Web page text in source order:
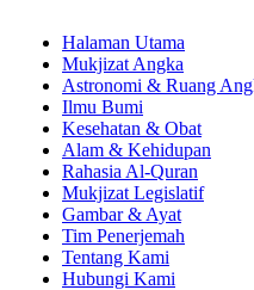
Halaman Utama
Mukjizat Angka
Astronomi & Ruang
Ilmu Bumi
Kesehatan & Obat
Alam & Kehidupan
Rahasia Al-Quran
Mukjizat Legislatif
Gambar & Ayat
Tim Penerjemah
Tentang Kami
Hubungi Kami